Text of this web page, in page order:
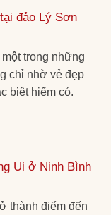
đảo Lý Sơn
trong những
chỉ nhờ vẻ đẹp
biệt hiếm có.
Ui ở Ninh Bình
thành điểm đến